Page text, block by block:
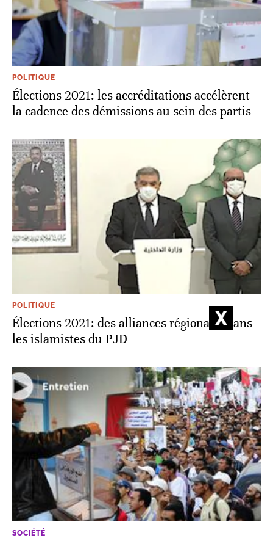
POLITIQUE
Élections 2021: les accréditations accélèrent
la cadence des démissions au sein des partis
POLITIQUE
Élections 2021: des alliances régionales sans
les islamistes du PJD
SOCIÉTÉ